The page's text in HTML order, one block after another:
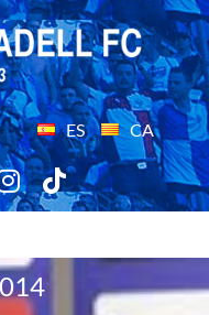
ES CA